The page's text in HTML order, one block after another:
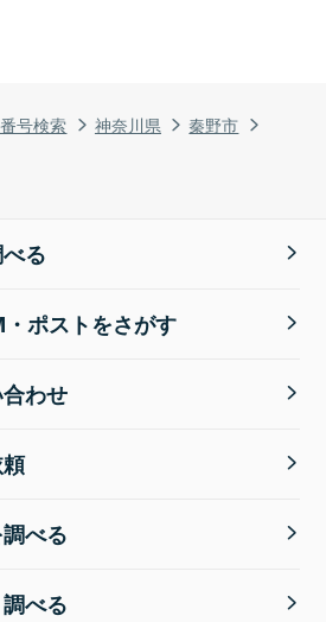
号検索 神奈川県
秦野市
る
ポストをさがす
わせ
べる
べる